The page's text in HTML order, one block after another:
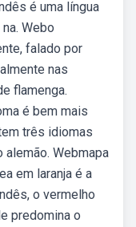
é uma língua
Webo
falado por
nas
flamenga.
é bem mais
três idiomas
Webmapa
em laranja é a
o vermelho
predomina o